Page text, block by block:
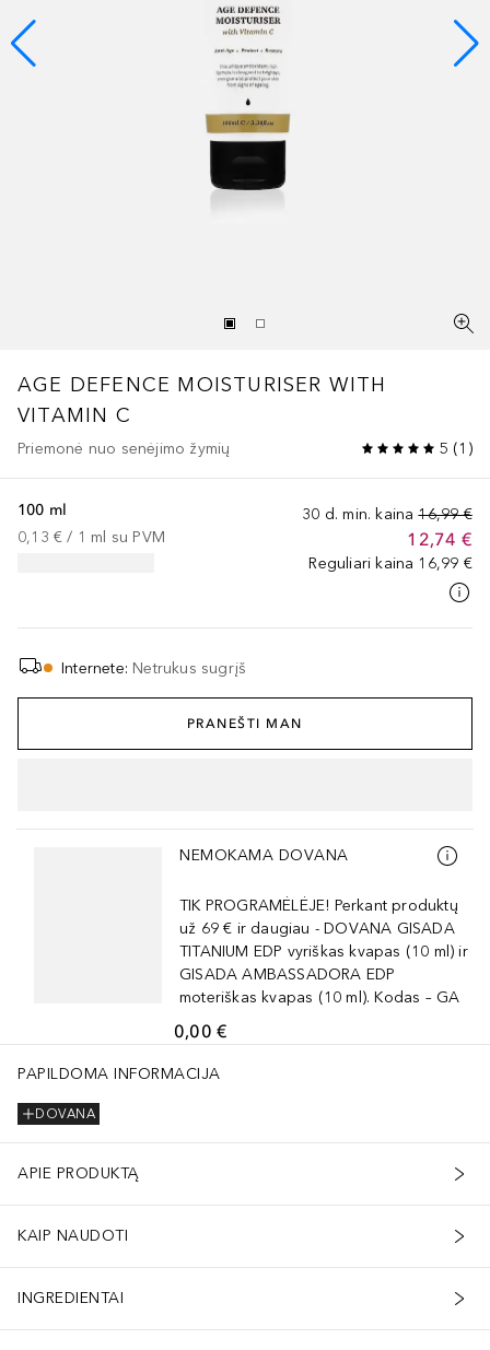
AGE DEFENCE MOISTURISER WITH
VITAMIN C
Priemonė nuo senėjimo žymių 5 (1 )
30 d. min. kaina 16,99 €
12,74 €
Reguliari kaina 16,99 €
100 ml
0,13 € / 1 ml su PVM
Internete: Netrukus sugrįš
PRANEŠTI MAN
Praleisti slankiklį
NEMOKAMA DOVANA
TIK PROGRAMĖLĖJE! Perkant produktų
už 69 € ir daugiau - DOVANA GISADA
TITANIUM EDP vyriškas kvapas (10 ml) ir
GISADA AMBASSADORA EDP
moteriškas kvapas (10 ml). Kodas – GA
0,00 €
PAPILDOMA INFORMACIJA
DOVANA
APIE PRODUKTĄ
KAIP NAUDOTI
INGREDIENTAI